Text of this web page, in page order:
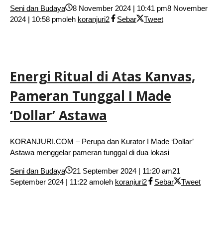
Seni dan Budaya 8 November 2024 | 10:41 pm8 November
2024 | 10:58 pmoleh koranjuri2 Sebar Tweet
Energi Ritual di Atas Kanvas,
Pameran Tunggal I Made
‘Dollar’ Astawa
KORANJURI.COM – Perupa dan Kurator I Made ‘Dollar’
Astawa menggelar pameran tunggal di dua lokasi
Seni dan Budaya 21 September 2024 | 11:20 am21
September 2024 | 11:22 amoleh koranjuri2 Sebar Tweet